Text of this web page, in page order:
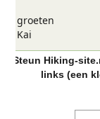
groeten
Kai
Steun Hiking-
links (een